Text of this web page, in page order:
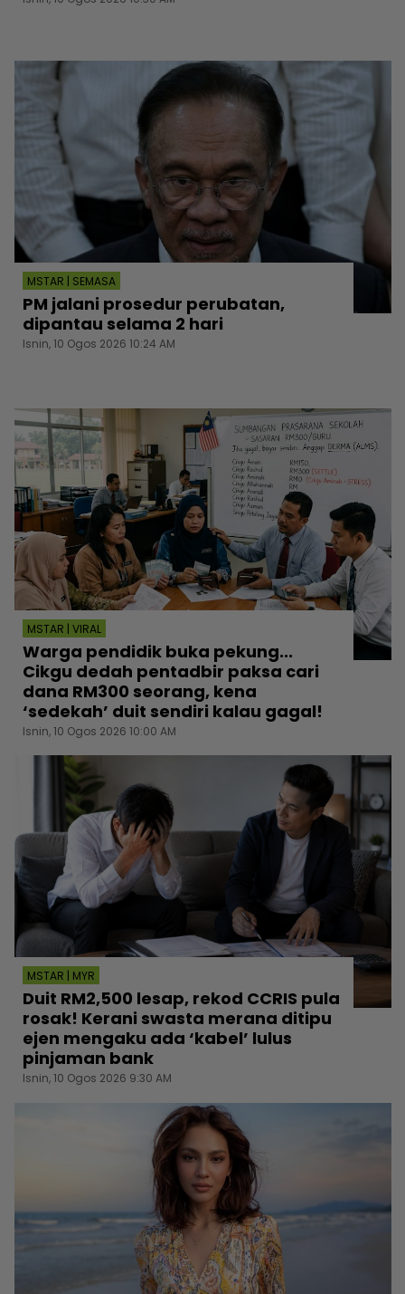
MSTAR | SEMASA
PM jalani prosedur perubatan,
dipantau selama 2 hari
Isnin, 10 Ogos 2026 10:24 AM
MSTAR | VIRAL
Warga pendidik buka pekung...
Cikgu dedah pentadbir paksa cari
dana RM300 seorang, kena
‘sedekah’ duit sendiri kalau gagal!
Isnin, 10 Ogos 2026 10:00 AM
MSTAR | MYR
Duit RM2,500 lesap, rekod CCRIS pula
rosak! Kerani swasta merana ditipu
ejen mengaku ada ‘kabel’ lulus
pinjaman bank
Isnin, 10 Ogos 2026 9:30 AM